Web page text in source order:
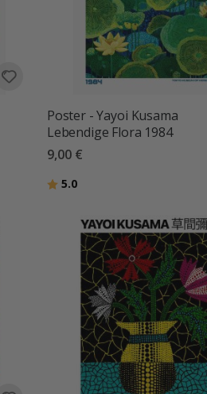
Poster - Yayoi Kusama
Lebendige Flora 1984
9,00 €
Bewertung:
5.0von 5 Sternen